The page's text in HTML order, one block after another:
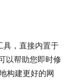
具，直接内置于
以帮助您即时修
构建更好的网